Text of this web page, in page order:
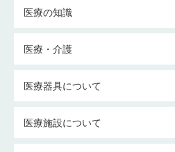
医療の知識
医療・介護
医療器具について
医療施設について